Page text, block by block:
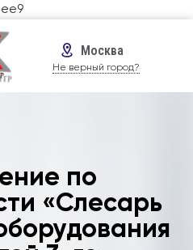
Москва
Не верный город?
по
«Слесарь